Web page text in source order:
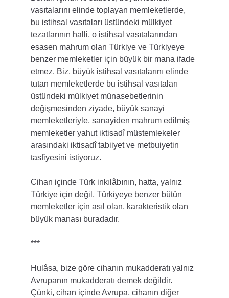
vasıtalarını elinde toplayan memleketlerde,
bu istihsal vasıtaları üstündeki mülkiyet
tezatlarının halli, o istihsal vasıtalarından
esasen mahrum olan Türkiye ve Türkiyeye
benzer memleketler için büyük bir mana ifade
etmez. Biz, büyük istihsal vasıtalarını elinde
tutan memleketlerde bu istihsal vasıtaları
üstündeki mülkiyet münasebetlerinin
değişmesinden ziyade, büyük sanayi
memleketleriyle, sanayiden mahrum edilmiş
memleketler yahut iktisadî müstemlekeler
arasındaki iktisadî tabiiyet ve metbuiyetin
tasfiyesini istiyoruz.
Cihan içinde Türk inkılâbının, hatta, yalnız
Türkiye için değil, Türkiyeye benzer bütün
memleketler için asıl olan, karakteristik olan
büyük manası buradadır.
***
Hulâsa, bize göre cihanın mukadderatı yalnız
Avrupanın mukadderatı demek değildir.
Çünki, cihan içinde Avrupa, cihanın diğer